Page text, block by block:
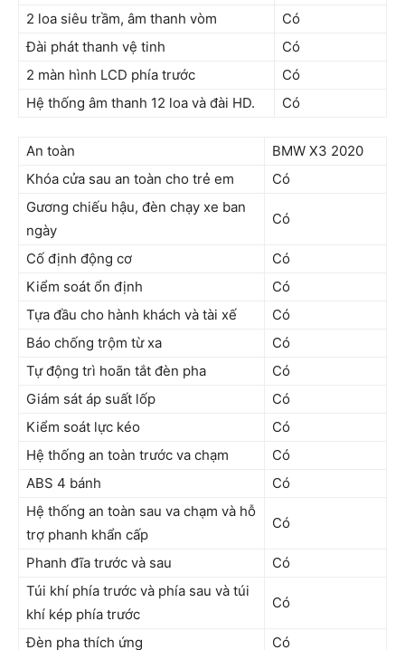
2 loa siêu trầm, âm thanh vòm
Có
Đài phát thanh vệ tinh
Có
2 màn hình LCD phía trước
Có
Hệ thống âm thanh 12 loa và đài HD.
Có
An toàn
BMW X3 2020
Khóa cửa sau an toàn cho trẻ em
Có
Gương chiếu hậu, đèn chạy xe ban
ngày
Có
Cố định động cơ
Có
Kiểm soát ổn định
Có
Tựa đầu cho hành khách và tài xế
Có
Báo chống trộm từ xa
Có
Tự động trì hoãn tắt đèn pha
Có
Giám sát áp suất lốp
Có
Kiểm soát lực kéo
Có
Hệ thống an toàn trước va chạm
Có
ABS 4 bánh
Có
Hệ thống an toàn sau va chạm và hỗ
trợ phanh khẩn cấp
Có
Phanh đĩa trước và sau
Có
Túi khí phía trước và phía sau và túi
khí kép phía trước
Có
Đèn pha thích ứng Có